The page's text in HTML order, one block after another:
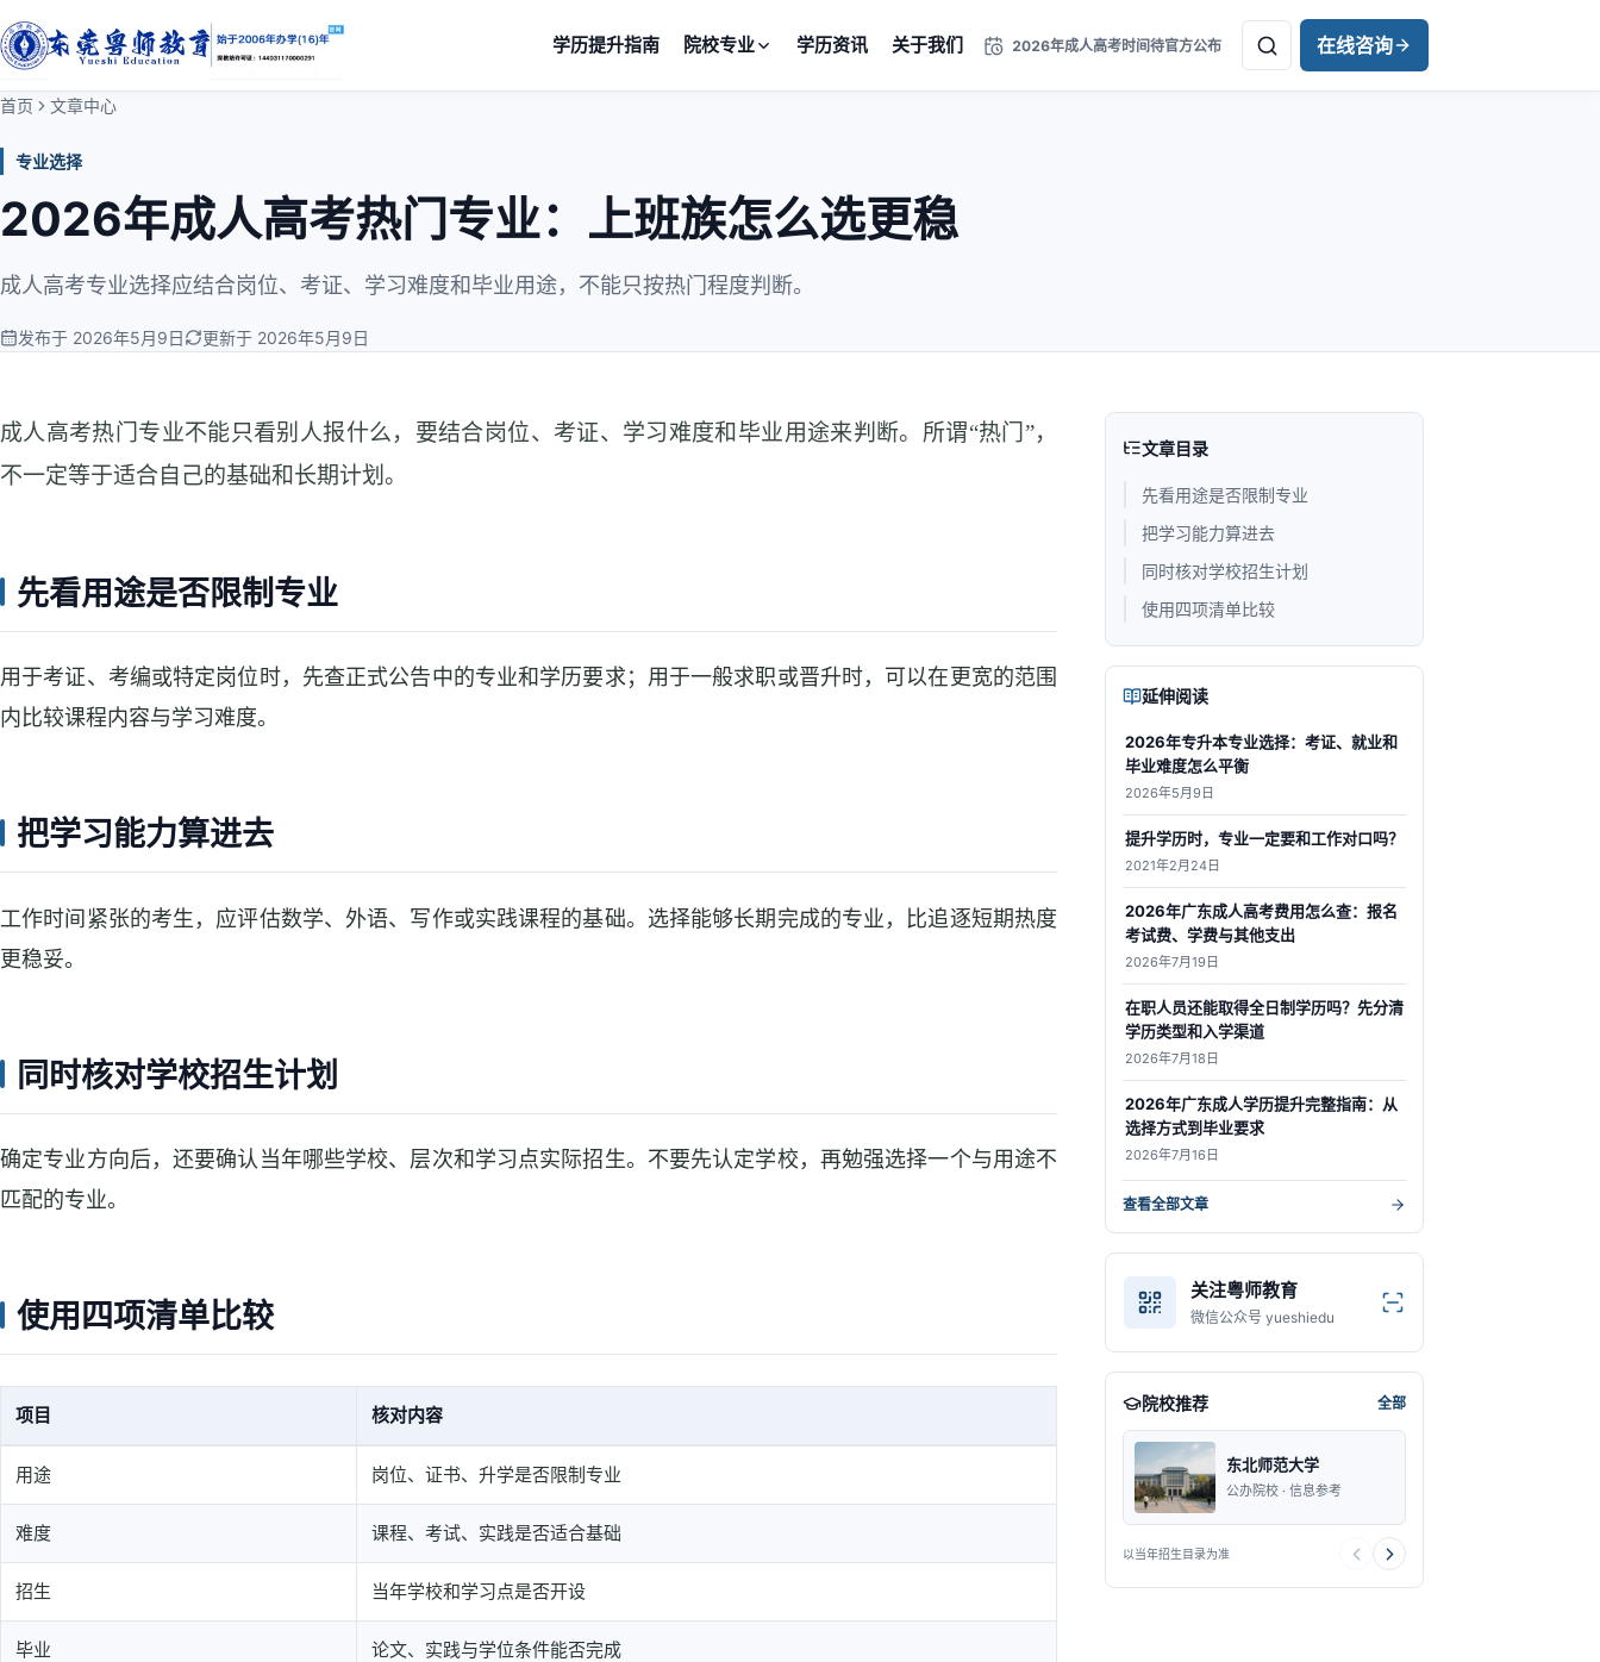
学历提升指南 院校专业 学历资讯 关于我们 2026年成人高考时间待官方公布 在线咨询
首页 文章中心
专业选择
2026年成人高考热门专业：上班族怎么选更稳
成人高考专业选择应结合岗位、考证、学习难度和毕业用途，不能只按热门程度判断。
发布于 2026年5月9日 更新于 2026年5月9日
成人高考热门专业不能只看别人报什么，要结合岗位、考证、学习难度和毕业用途来判断。所谓“热门”，
不一定等于适合自己的基础和长期计划。
先看用途是否限制专业
用于考证、考编或特定岗位时，先查正式公告中的专业和学历要求；用于一般求职或晋升时，可以在更宽的范围
内比较课程内容与学习难度。
把学习能力算进去
工作时间紧张的考生，应评估数学、外语、写作或实践课程的基础。选择能够长期完成的专业，比追逐短期热度
更稳妥。
同时核对学校招生计划
确定专业方向后，还要确认当年哪些学校、层次和学习点实际招生。不要先认定学校，再勉强选择一个与用途不
匹配的专业。
使用四项清单比较
使用四项清单比较表格
项目 核对内容
用途 岗位、证书、升学是否限制专业
难度 课程、考试、实践是否适合基础
招生 当年学校和学习点是否开设
毕业 论文、实践与学位条件能否完成
文章目录
先看用途是否限制专业
把学习能力算进去
同时核对学校招生计划
使用四项清单比较
延伸阅读
2026年专升本专业选择：考证、就业和
毕业难度怎么平衡
2026年5月9日
提升学历时，专业一定要和工作对口吗？
2021年2月24日
2026年广东成人高考费用怎么查：报名
考试费、学费与其他支出
2026年7月19日
在职人员还能取得全日制学历吗？先分清
学历类型和入学渠道
2026年7月18日
2026年广东成人学历提升完整指南：从
选择方式到毕业要求
2026年7月16日
查看全部文章
关注粤师教育
微信公众号 yueshiedu
院校推荐 全部
东北师范大学
公办院校 · 信息参考
以当年招生目录为准